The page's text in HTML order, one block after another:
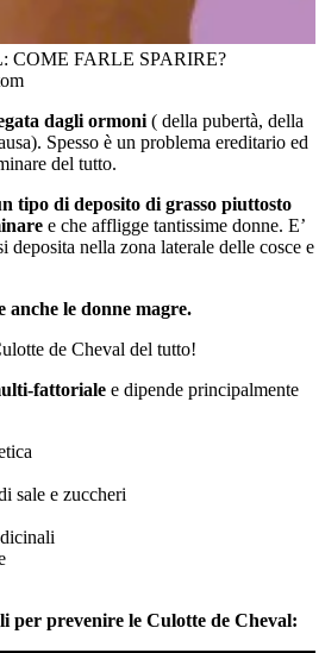
COME FARLE SPARIRE?
dagli ormoni ( della pubertà, della
Spesso è un problema ereditario ed
del tutto.
tipo di deposito di grasso piuttosto
e che affligge tantissime donne. E’
deposita nella zona laterale delle cosce e
anche le donne magre.
de Cheval del tutto!
fattoriale e dipende principalmente
sale e zuccheri
per prevenire le Culotte de Cheval: